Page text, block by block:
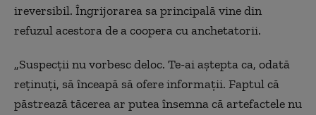
ireversibil. Îngrijorarea sa principală vine din
refuzul acestora de a coopera cu anchetatorii.
„Suspecții nu vorbesc deloc. Te-ai aștepta ca, odată
reținuți, să înceapă să ofere informații. Faptul că
păstrează tăcerea ar putea însemna că artefactele nu